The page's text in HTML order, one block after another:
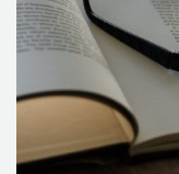
LA CCA-GE
NOS ACTIONS